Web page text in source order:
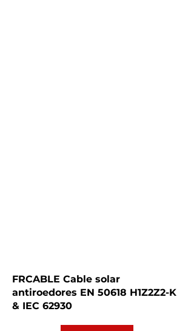
FRCABLE Cable solar
antiroedores EN 50618 H1Z2Z2-K
& IEC 62930